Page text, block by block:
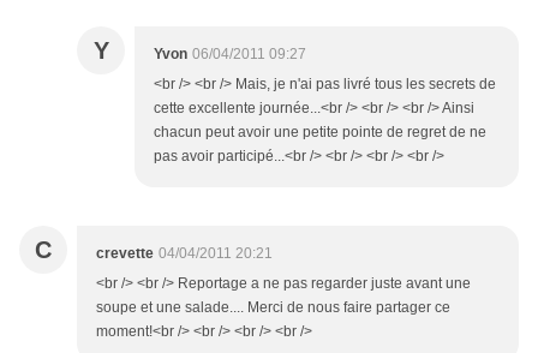
Y Yvon 06/04/2011 09:27
<br /> <br /> Mais, je n'ai pas livré tous les secrets de
cette excellente journée...<br /> <br /> <br /> Ainsi
chacun peut avoir une petite pointe de regret de ne
pas avoir participé...<br /> <br /> <br /> <br />
C crevette 04/04/2011 20:21
<br /> <br /> Reportage a ne pas regarder juste avant une
soupe et une salade.... Merci de nous faire partager ce
moment!<br /> <br /> <br /> <br />